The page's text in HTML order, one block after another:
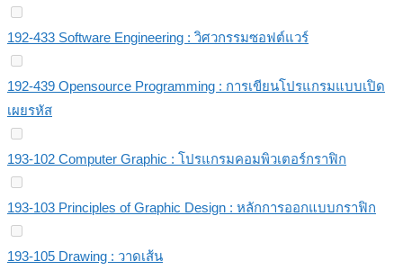
192-433 Software Engineering : วิศวกรรมซอฟต์แวร์
192-439 Opensource Programming : การเขียนโปรแกรมแบบเปิด
เผยรหัส
193-102 Computer Graphic : โปรแกรมคอมพิวเตอร์กราฟิก
193-103 Principles of Graphic Design : หลักการออกแบบกราฟิก
193-105 Drawing : วาดเส้น